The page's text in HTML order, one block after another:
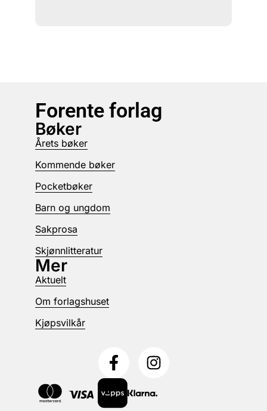
Forente forlag
Bøker
Årets bøker
Kommende bøker
Pocketbøker
Barn og ungdom
Sakprosa
Skjønnlitteratur
Mer
Aktuelt
Om forlagshuset
Kjøpsvilkår